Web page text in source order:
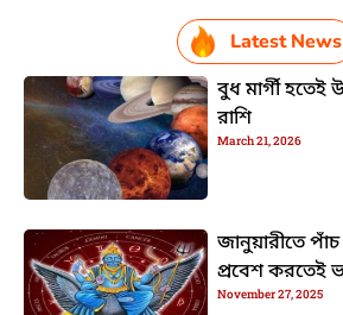
Latest News
বুধ মার্গী হতেই
রাশি
March 21, 2026
জানুয়ারীতে পাঁচ
প্রবেশ করতেই
November 27, 2025